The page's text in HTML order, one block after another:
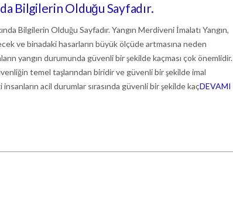
Bilgilerin Olduğu Sayfadır.
Bilgilerin Olduğu Sayfadır. Yangın Merdiveni İmalatı Yangın,
ve binadaki hasarların büyük ölçüde artmasına neden
yangın durumunda güvenli bir şekilde kaçması çok önemlidir.
temel taşlarından biridir ve güvenli bir şekilde imal
acil durumlar sırasında güvenli bir şekilde kaçDEVAMI